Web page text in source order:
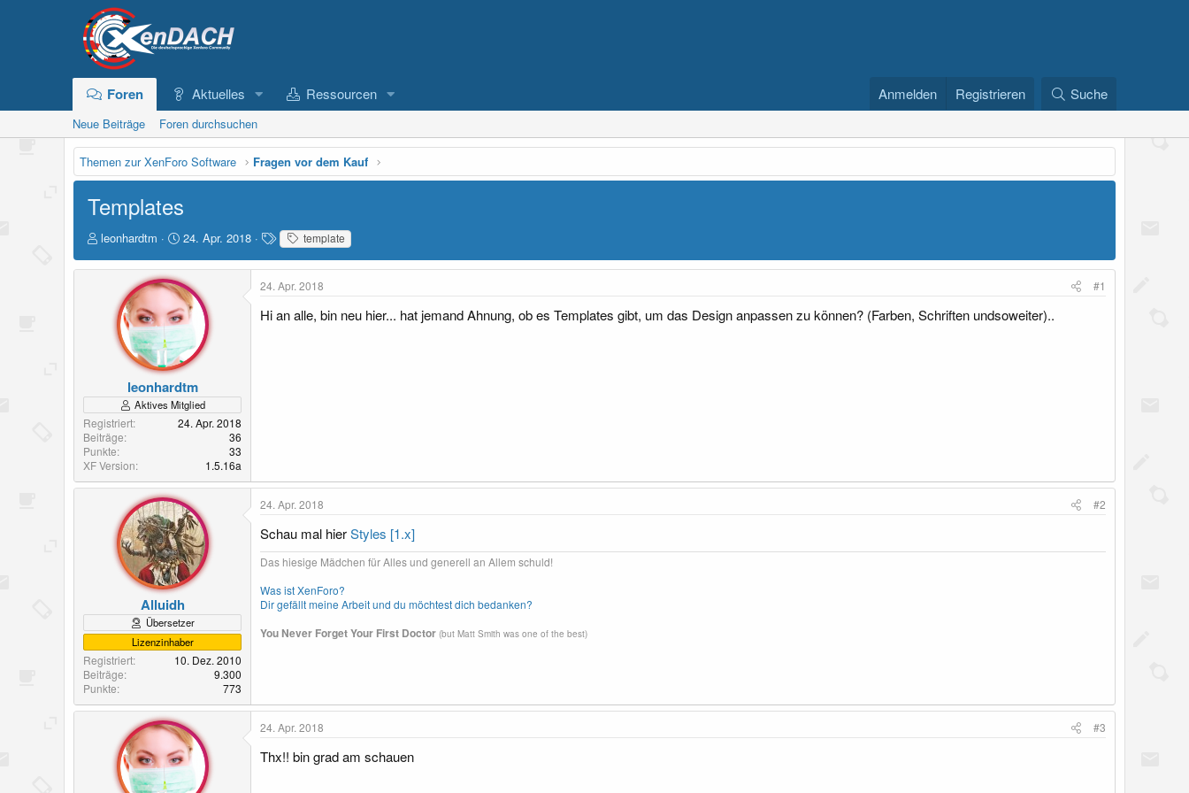
Foren Aktuelles Ressourcen Anmelden Registrieren Suche
Neue Beiträge Foren durchsuchen
Themen zur XenForo Software Fragen vor dem Kauf
Templates
E
s
leonhardtm
E
s
t
e
l
t
a
m
24. Apr. 2018
S
c
h
l
g
template
leonhardtm
Aktives Mitglied
Registriert
24. Apr. 2018
Beiträge
36
Punkte
33
XF Version
1.5.16a
24. Apr. 2018 #1
Hi an alle, bin neu hier... hat jemand Ahnung, ob es Templates gibt, um das Design anpassen zu können? (Farben, Schriften undsoweiter)..
Alluidh
Übersetzer
Lizenzinhaber
Registriert
10. Dez. 2010
Beiträge
9.300
Punkte
773
24. Apr. 2018 #2
Schau mal hierStyles [1.x]
Das hiesige Mädchen für Alles und generell an Allem schuld!
Was ist XenForo?
Dir gefällt meine Arbeit und du möchtest dich bedanken?
You Never Forget Your First Doctor (but Matt Smith was one of the best)
24. Apr. 2018 #3
Thx!! bin grad am schauen